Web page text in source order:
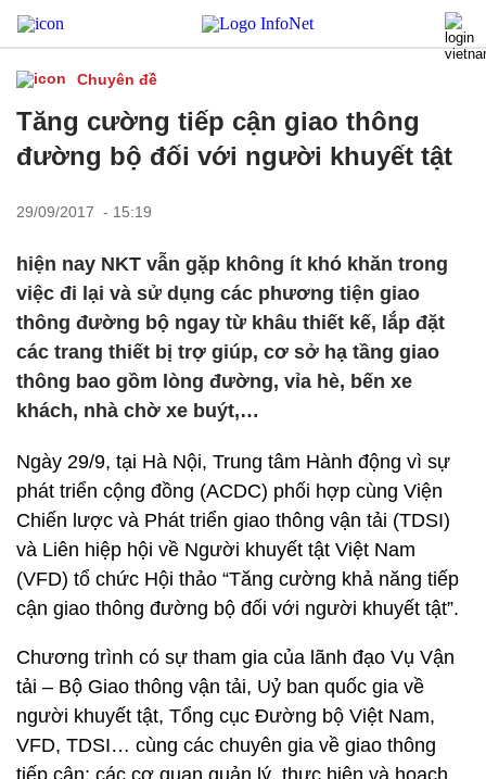
Chuyên đề
Tăng cường tiếp cận giao thông
đường bộ đối với người khuyết tật
29/09/2017 - 15:19
hiện nay NKT vẫn gặp không ít khó khăn trong
việc đi lại và sử dụng các phương tiện giao
thông đường bộ ngay từ khâu thiết kế, lắp đặt
các trang thiết bị trợ giúp, cơ sở hạ tầng giao
thông bao gồm lòng đường, vỉa hè, bến xe
khách, nhà chờ xe buýt,…
Ngày 29/9, tại Hà Nội, Trung tâm Hành động vì sự
phát triển cộng đồng (ACDC) phối hợp cùng Viện
Chiến lược và Phát triển giao thông vận tải (TDSI)
và Liên hiệp hội về Người khuyết tật Việt Nam
(VFD) tổ chức Hội thảo “Tăng cường khả năng tiếp
cận giao thông đường bộ đối với người khuyết tật”.
Chương trình có sự tham gia của lãnh đạo Vụ Vận
tải – Bộ Giao thông vận tải, Uỷ ban quốc gia về
người khuyết tật, Tổng cục Đường bộ Việt Nam,
VFD, TDSI… cùng các chuyên gia về giao thông
tiếp cận; các cơ quan quản lý, thực hiện và hoạch